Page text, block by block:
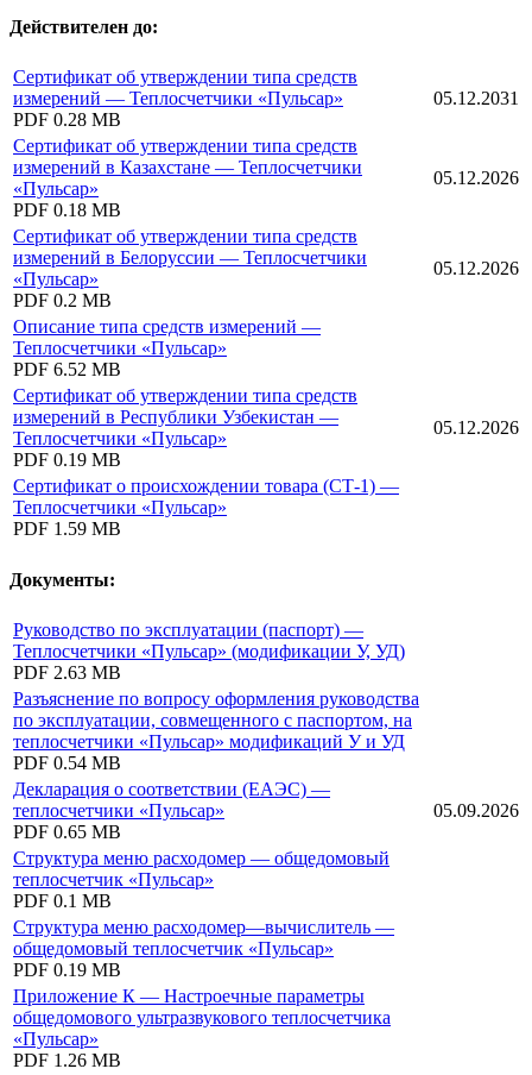
Действителен до:
Сертификат об утверждении типа средств
измерений — Теплосчетчики «Пульсар»
PDF 0.28 MB
05.12.2031
Сертификат об утверждении типа средств
измерений в Казахстане — Теплосчетчики
«Пульсар»
PDF 0.18 MB
05.12.2026
Сертификат об утверждении типа средств
измерений в Белоруссии — Теплосчетчики
«Пульсар»
PDF 0.2 MB
05.12.2026
Описание типа средств измерений —
Теплосчетчики «Пульсар»
PDF 6.52 MB
Сертификат об утверждении типа средств
измерений в Республики Узбекистан —
Теплосчетчики «Пульсар»
PDF 0.19 MB
05.12.2026
Сертификат о происхождении товара (СТ-1) —
Теплосчетчики «Пульсар»
PDF 1.59 MB
Документы:
Руководство по эксплуатации (паспорт) —
Теплосчетчики «Пульсар» (модификации У, УД)
PDF 2.63 MB
Разъяснение по вопросу оформления руководства
по эксплуатации, совмещенного с паспортом, на
теплосчетчики «Пульсар» модификаций У и УД
PDF 0.54 MB
Декларация о соответствии (ЕАЭС) —
теплосчетчики «Пульсар»
PDF 0.65 MB
05.09.2026
Структура меню расходомер — общедомовый
теплосчетчик «Пульсар»
PDF 0.1 MB
Структура меню расходомер—вычислитель —
общедомовый теплосчетчик «Пульсар»
PDF 0.19 MB
Приложение К — Настроечные параметры
общедомового ультразвукового теплосчетчика
«Пульсар»
PDF 1.26 MB